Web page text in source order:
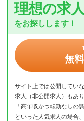
理想の求人
をお探しします！
無
サイト上では公開してい
求人（非公開求人）もあ
「高年収かつ転勤なしの
といった人気求人の場合